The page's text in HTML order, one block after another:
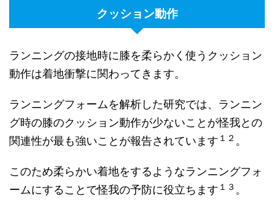
クッション動作
ランニングの接地時に膝を柔らかく使うクッション
動作は着地衝撃に関わってきます。
ランニングフォームを解析した研究では、ランニン
グ時の膝のクッション動作が少ないことが怪我との
関連性が最も強いことが報告されています １２ 。
このため柔らかい着地をするようなランニングフォ
ームにすることで怪我の予防に役立ちます １３ 。